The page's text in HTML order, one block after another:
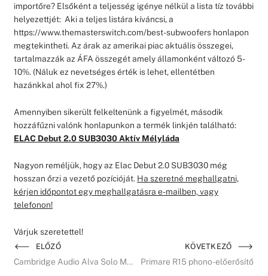
importőre? Elsőként a teljesség igénye nélkül a lista tíz további
helyezettjét: Aki a teljes listára kíváncsi, a
https://www.themasterswitch.com/best-subwoofers honlapon
megtekintheti. Az árak az amerikai piac aktuális összegei,
tartalmazzák az ÁFA összegét amely államonként változó 5-
10%. (Náluk ez nevetséges érték is lehet, ellentétben
hazánkkal ahol fix 27%.)
Amennyiben sikerült felkeltenünk a figyelmét, második
hozzáfűzni valónk honlapunkon a termék linkjén található:
ELAC Debut 2.0 SUB3030 Aktív Mélyláda
Nagyon reméljük, hogy az Elac Debut 2.0 SUB3030 még
hosszan őrzi a vezető pozícióját. Ha szeretné meghallgatni,
kérjen időpontot egy meghallgatásra e-mailben, vagy
telefonon!
Várjuk szeretettel!
ELŐZŐ
Cambridge Audio Alva Solo MM phono előerősítő teszt
KÖVETKEZŐ
Primare R15 phono-előerősítő